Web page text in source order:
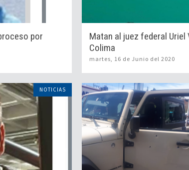
por
Matan al juez federal
Colima
martes, 16 de Junio del 2020
NOTICIAS